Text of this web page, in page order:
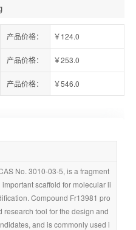
产品价格： ￥124.0
产品价格： ￥253.0
产品价格： ￥546.0
No. 3010-03-5, is a fragment
scaffold for molecular li
Compound Fr13981 pro
research tool for the design and
and is commonly used i